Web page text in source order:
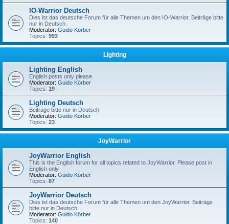
IO-Warrior Deutsch
Dies ist das deutsche Forum für alle Themen um den IO-Warrior. Beiträge bitte
nur in Deutsch.
Moderator: Guido Körber
Topics: 993
Lighting
Lighting English
English posts only please
Moderator: Guido Körber
Topics: 19
Lighting Deutsch
Beiträge bitte nur in Deutsch
Moderator: Guido Körber
Topics: 23
JoyWarrior
JoyWarrior English
This is the English forum for all topics related to JoyWarrior. Please post in
English only
Moderator: Guido Körber
Topics: 87
JoyWarrior Deutsch
Dies ist das deutsche Forum für alle Themen um den JoyWarrior. Beiträge
bitte nur in Deutsch.
Moderator: Guido Körber
Topics: 140